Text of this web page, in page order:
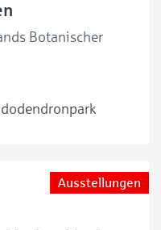
Botanischer
Ausstellungen